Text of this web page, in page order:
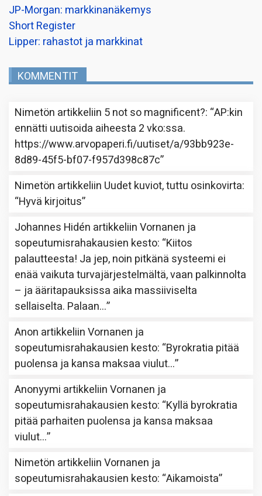
JP-Morgan: markkinanäkemys
Short Register
Lipper: rahastot ja markkinat
KOMMENTIT
Nimetön artikkeliin 5 not so magnificent?: “AP:kin
ennätti uutisoida aiheesta 2 vko:ssa.
https://www.arvopaperi.fi/uutiset/a/93bb923e-
8d89-45f5-bf07-f957d398c87c”
Nimetön artikkeliin Uudet kuviot, tuttu osinkovirta:
“Hyvä kirjoitus”
Johannes Hidén artikkeliinVornanen ja
sopeutumisrahakausien kesto: “Kiitos
palautteesta! Ja jep, noin pitkänä systeemi ei
enää vaikuta turvajärjestelmältä, vaan palkinnolta
– ja ääritapauksissa aika massiiviselta
sellaiselta. Palaan…”
Anon artikkeliinVornanen ja
sopeutumisrahakausien kesto: “Byrokratia pitää
puolensa ja kansa maksaa viulut…”
Anonyymi artikkeliinVornanen ja
sopeutumisrahakausien kesto: “Kyllä byrokratia
pitää parhaiten puolensa ja kansa maksaa
viulut…”
Nimetön artikkeliinVornanen ja
sopeutumisrahakausien kesto: “Aikamoista”